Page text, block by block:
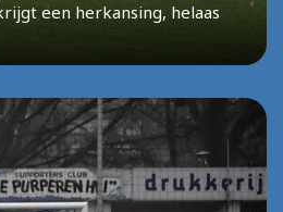
een herkansing, helaas